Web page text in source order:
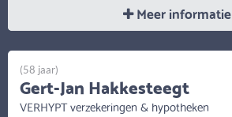
Meer informatie
(58 jaar)
Gert-Jan Hakkesteegt
VERHYPT verzekeringen & hypotheken